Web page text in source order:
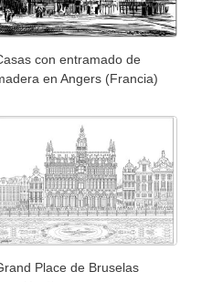
con entramado de
en Angers (Francia)
Place de Bruselas